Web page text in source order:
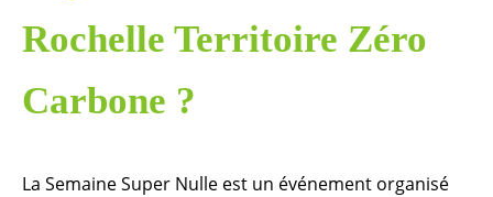
Rochelle Territoire Zéro
Carbone ?
La Semaine Super Nulle est un événement organisé